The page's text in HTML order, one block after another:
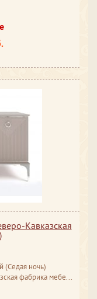
Кавказская
(Седая ночь)
мебели) Ставрополь